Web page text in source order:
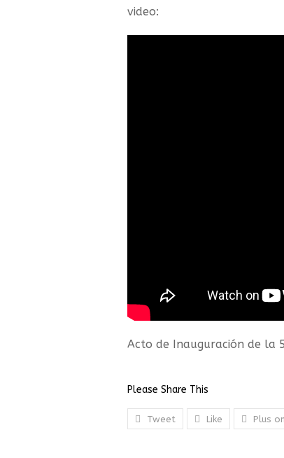
video:
Acto de Inauguración de la
Please Share This
Tweet Like Plus